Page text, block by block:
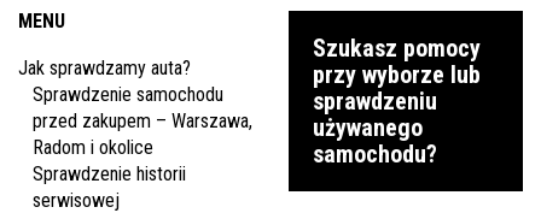
Radom,
Mazowieckie
MENU
Jak sprawdzamy auta?
Sprawdzenie samochodu
przed zakupem – Warszawa,
Radom i okolice
Sprawdzenie historii
serwisowej
Szukasz pomocy
przy wyborze lub
sprawdzeniu
używanego
samochodu?